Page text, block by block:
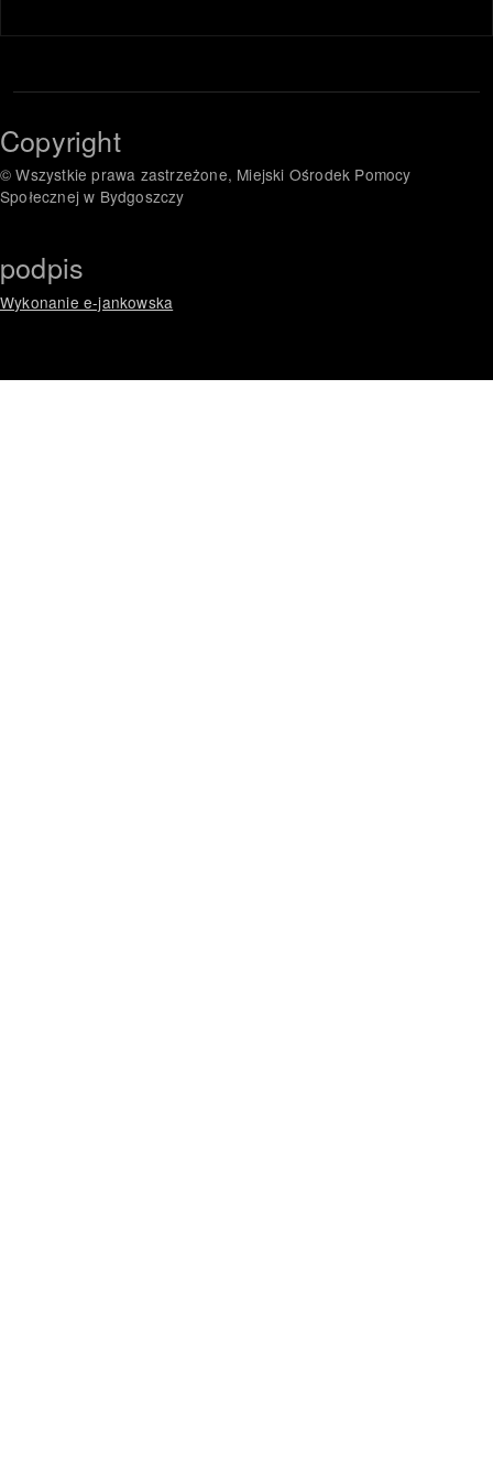
Copyright
© Wszystkie prawa zastrzeżone, Miejski Ośrodek Pomocy
Społecznej w Bydgoszczy
podpis
Wykonanie e-jankowska